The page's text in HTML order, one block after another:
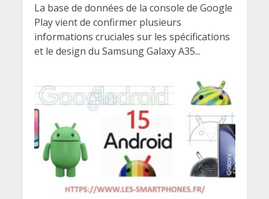
La base de données de la console de Google
Play vient de confirmer plusieurs
informations cruciales sur les spécifications
et le design du Samsung Galaxy A35...